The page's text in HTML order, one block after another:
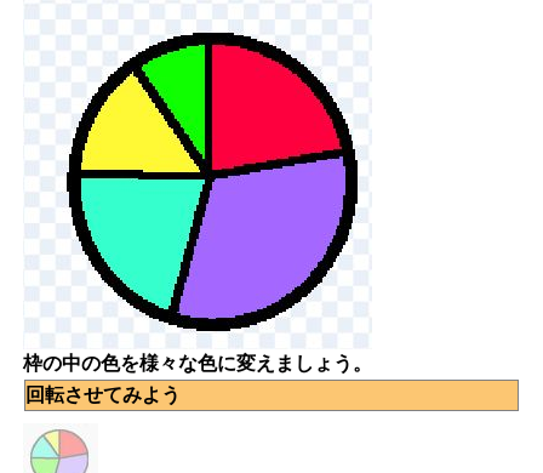
枠の中の色を様々な色に変えましょう。
回転させてみよう